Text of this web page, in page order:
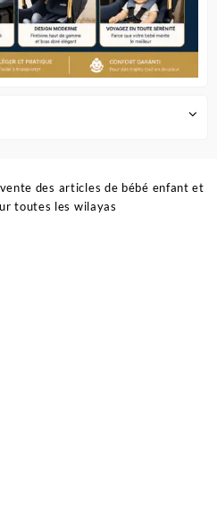
des articles de bébé enfant et
toutes les wilayas